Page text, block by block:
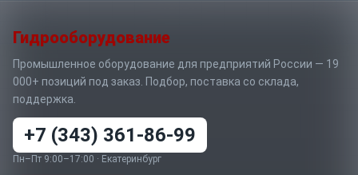
Гидрооборудование
Промышленное оборудование для предприятий России — 19
000+ позиций под заказ. Подбор, поставка со склада,
поддержка.
+7 (343) 361-86-99
Пн–Пт 9:00–17:00 · Екатеринбург